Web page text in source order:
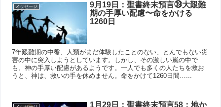
メッセージ
9月19日：聖書終末預言㊴大艱難
期の手厚い配慮〜命をかける
1260日
7年艱難期の中盤、人類がまだ体験したことのない、とんでもない災
害の中に突入しようとしています。しかし、その激しい嵐の中で
も、神の手厚い配慮があるようです。一人でも多くの人たちを救お
うと、神は、救いの手を休めません。命をかけて1260日間…...
1月29日：聖書終末預言58：地か